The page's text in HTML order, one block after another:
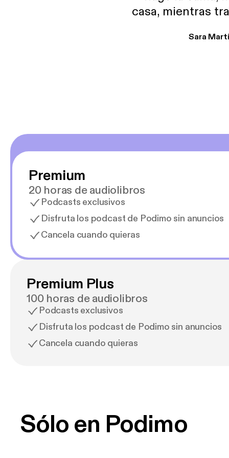
casa, mientras
encantan. De
Sara
Premium
20 horas de audiolibros
Podcasts exclusivos
Disfruta los podcast de Podimo sin anuncios
Cancela cuando quieras
Premium Plus
100 horas de audiolibros
Podcasts exclusivos
Disfruta los podcast de Podimo sin anuncios
Cancela cuando quieras
Sólo en Podimo